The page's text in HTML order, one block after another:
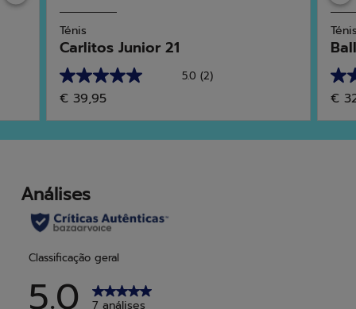
Ténis
Carlitos Junior 21
5.0 (2)
5.0
em
5
estrelas.
análises
€ 39,95
5.0
em
5
€